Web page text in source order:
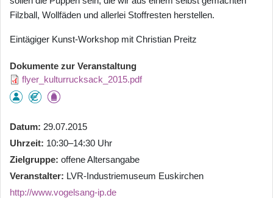
Filzball, Wollfäden und allerlei Stoffresten herstellen.
Eintägiger Kunst-Workshop mit Christian Preitz
Dokumente zur Veranstaltung
flyer_kulturrucksack_2015.pdf
Datum 29.07.2015
Uhrzeit 10:30–14:30 Uhr
Zielgruppe offene Altersangabe
Veranstalter LVR-Industriemuseum Euskirchen
http://www.vogelsang-ip.de